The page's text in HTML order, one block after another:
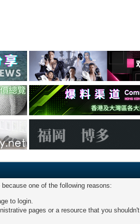
one of the following reasons:
to login.
pages or a resource that you